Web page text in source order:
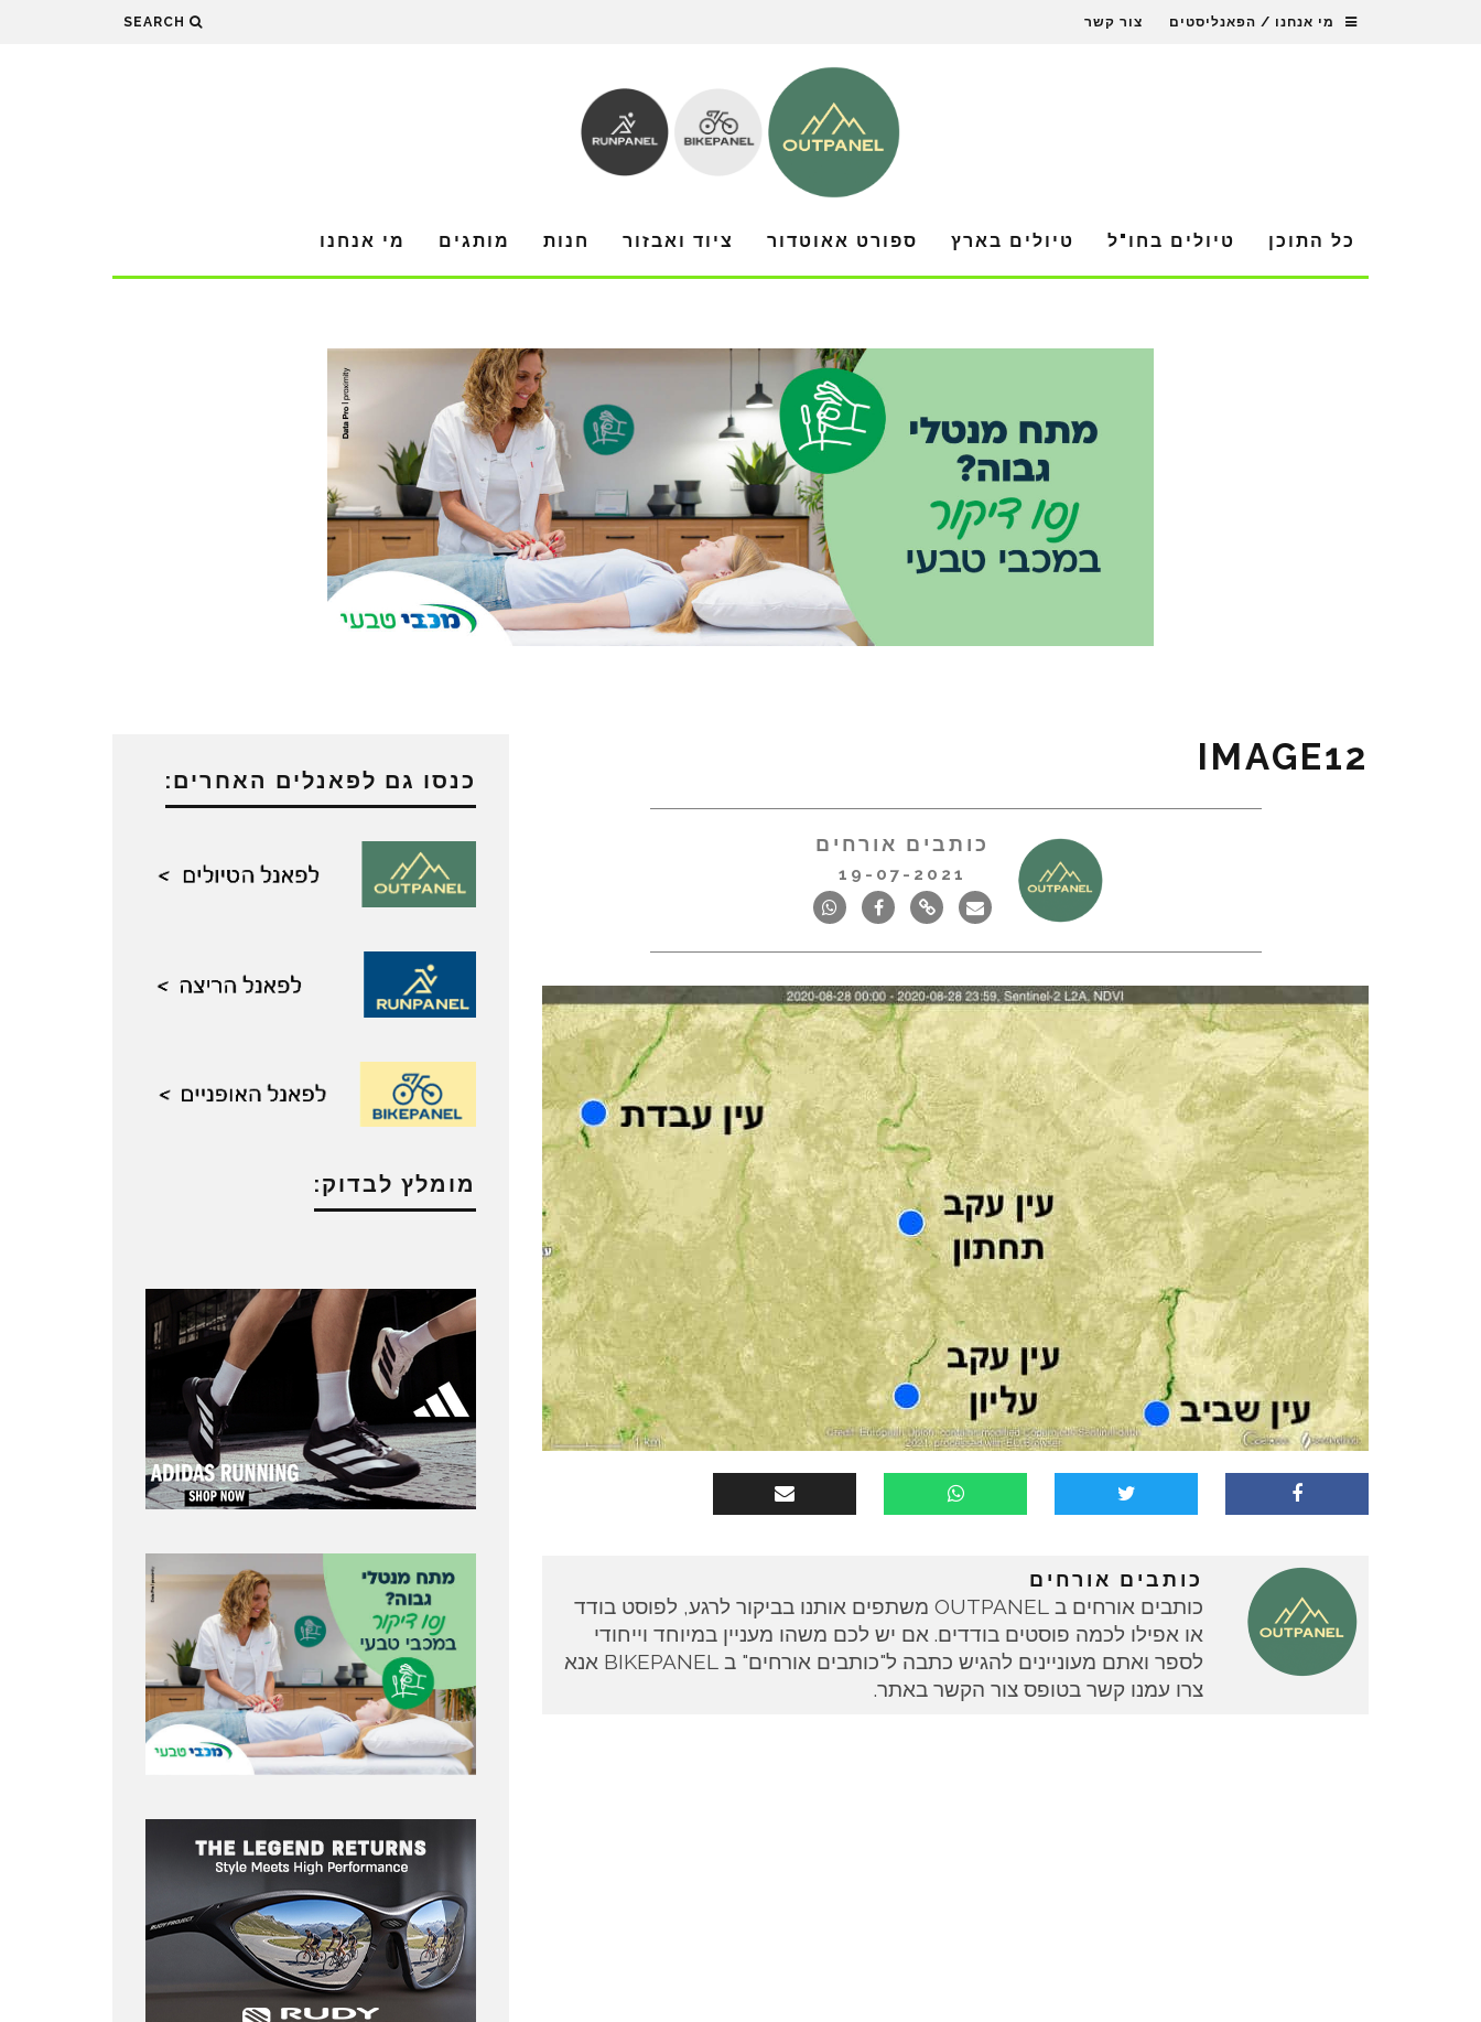
מי אנחנו / הפאנליסטים צור קשר SEARCH
כל התוכן טיולים בחו"ל טיולים בארץ ספורט אאוטדור ציוד ואבזור חנות מותגים מי אנחנו
IMAGE12
כותבים אורחים
19-07-2021
כותבים אורחים
כותבים אורחים ב OUTPANEL משתפים אותנו בביקור לרגע, לפוסט בודד
או אפילו לכמה פוסטים בודדים. אם יש לכם משהו מעניין במיוחד וייחודי
לספר ואתם מעוניינים להגיש כתבה ל"כותבים אורחים" ב BIKEPANEL אנא
צרו עמנו קשר בטופס צור הקשר באתר.
כנסו גם לפאנלים האחרים:
מומלץ לבדוק: